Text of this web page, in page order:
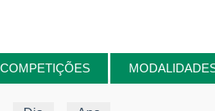
COMPETIÇÕES